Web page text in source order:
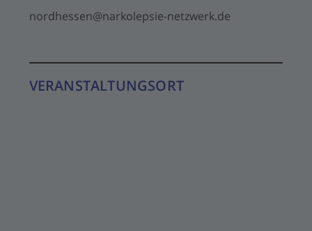
nordhessen@narkolepsie-netzwerk.de
VERANSTALTUNGSORT